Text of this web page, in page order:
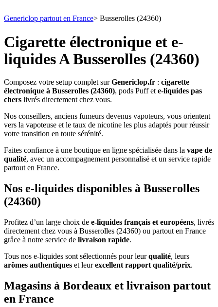
Genericlop partout en France> Busserolles (24360)
Cigarette électronique et e-
liquides A Busserolles (24360)
Composez votre setup complet surGenericlop.fr : cigarette
électronique à Busserolles (24360), pods Puff et e-liquides pas
chers livrés directement chez vous.
Nos conseillers, anciens fumeurs devenus vapoteurs, vous orientent
vers la vapoteuse et le taux de nicotine les plus adaptés pour réussir
votre transition en toute sérénité.
Faites confiance à une boutique en ligne spécialisée dans la vape de
qualité, avec un accompagnement personnalisé et un service rapide
partout en France.
Nos e-liquides disponibles à Busserolles
(24360)
Profitez d’un large choix de e-liquides français et européens, livrés
directement chez vous à Busserolles (24360) ou partout en France
grâce à notre service de livraison rapide.
Tous nos e-liquides sont sélectionnés pour leurqualité, leurs
arômes authentiques et leurexcellent rapport qualité/prix.
Magasins à Bordeaux et livraison partout
en France